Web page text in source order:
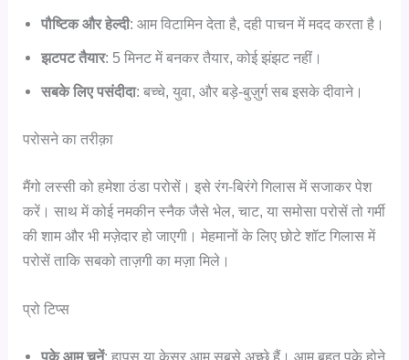
पौष्टिक और हेल्दी: आम विटामिन देता है, दही पाचन में मदद करता है।
झटपट तैयार: 5 मिनट में बनकर तैयार, कोई झंझट नहीं।
सबके लिए पसंदीदा: बच्चे, युवा, और बड़े-बुज़ुर्ग सब इसके दीवाने।
परोसने का तरीक़ा
मैंगो लस्सी को हमेशा ठंडा परोसें। इसे रंग-बिरंगे गिलास में सजाकर पेश
करें। साथ में कोई नमकीन स्नैक जैसे भेल, चाट, या समोसा परोसें तो गर्मी
की शाम और भी मज़ेदार हो जाएगी। मेहमानों के लिए छोटे शॉट गिलास में
परोसें ताकि सबको ताज़गी का मज़ा मिले।
प्रो टिप्स
पके आम चुनें: हापुस या केसर आम सबसे अच्छे हैं। आम बहुत पके होने